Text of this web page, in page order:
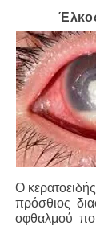
Ο
πρόσθιος
οφθαλμού